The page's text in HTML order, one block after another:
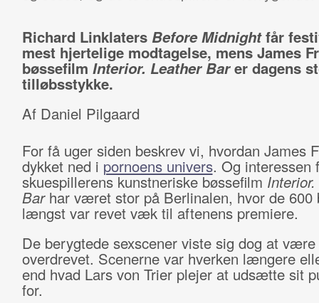
Richard Linklaters Before Midnightfår
mest hjertelige modtagelse, mens James
bøssefilm Interior. Leather Barer dagens
tilløbsstykke.
Af Daniel Pilgaard
For få uger siden beskrev vi, hvordan James
dykket ned i pornoens univers. Og interessen
skuespillerens kunstneriske bøssefilm
Barhar været stor på Berlinalen, hvor de 600
længst var revet væk til aftenens premiere.
De berygtede sexscener viste sig dog at
overdrevet. Scenerne var hverken længere
end hvad Lars von Trier plejer at udsætte sit
for.